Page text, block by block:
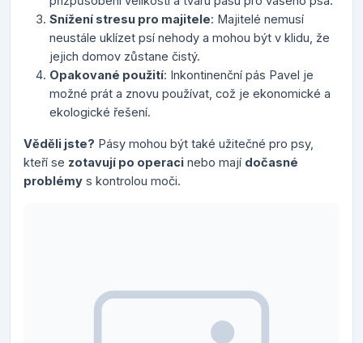
Snížení stresu pro majitele: Majitelé nemusí
neustále uklízet psí nehody a mohou být v klidu, že
jejich domov zůstane čistý.
Opakované použití: Inkontinenční pás Pavel je
možné prát a znovu používat, což je ekonomické a
ekologické řešení.
Věděli jste? Pásy mohou být také užitečné pro psy,
kteří se zotavují po operaci nebo mají dočasné
problémy s kontrolou moči.